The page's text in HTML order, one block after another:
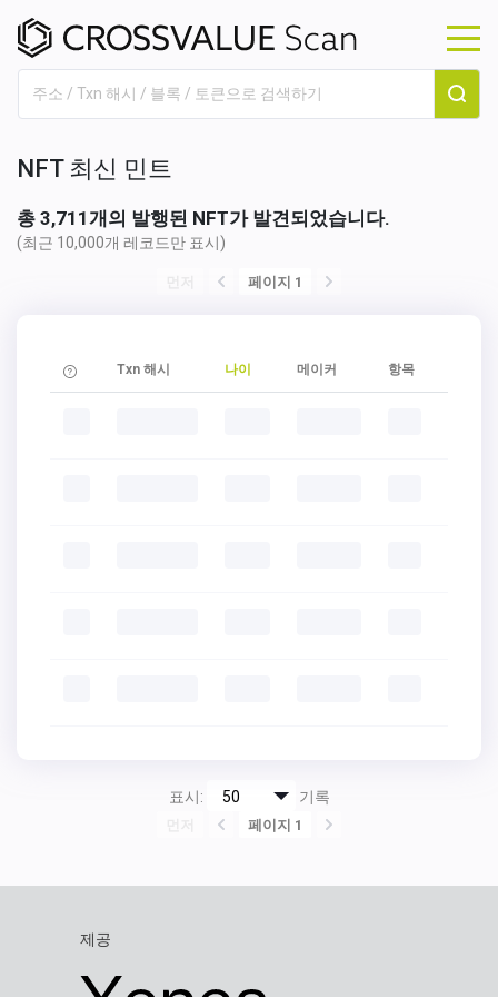
NFT 최신 민트
총 3,711개의 발행된 NFT가 발견되었습니다.
(최근 10,000개 레코드만 표시)
페이지 1
Txn 해시 나이 메이커 항목
표시: 기록
페이지 1
제공